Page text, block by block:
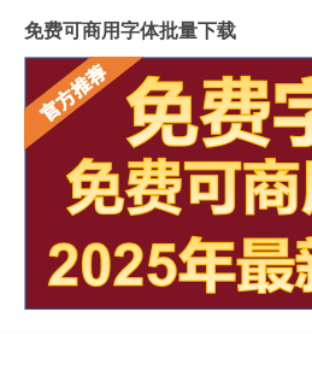
免费可商用字体批量下载